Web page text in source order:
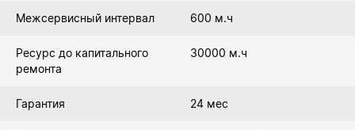
Межсервисный интервал 600 м.ч
Ресурс до капитального
ремонта
30000 м.ч
Гарантия 24 мес